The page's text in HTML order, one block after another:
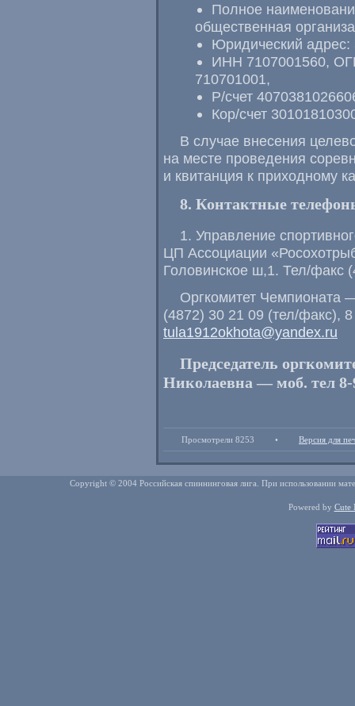
Полное
общественная
Юридический адрес:
ИНН 7107001560,
710701001,
Р/счет
Кор/счет
В случае внесения
на месте проведения
и квитанция к приходному
8. Контактные
1. Управление
ЦП Ассоциации
Головинское ш,1. Тел/факс
Оргкомитет Чемпионата
(4872) 30 21 09 (тел/факс),
tula1912okhota@yandex.ru
Председатель
Николаевна — моб. тел
Просмотрели 8253 • Версия для
Copyright © 2004 Российская спиннинговая лига. При использовании
Powered by Cute